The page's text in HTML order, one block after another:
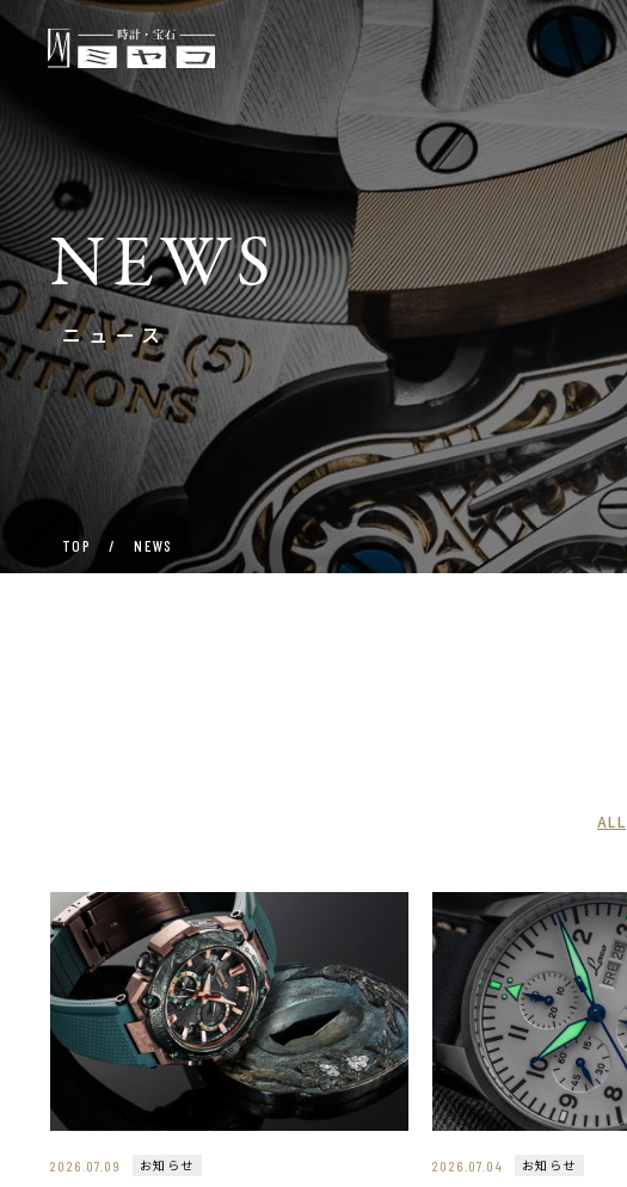
NEWS
ニュース
TOP / NEWS
ALL
2026.07.09 お知らせ 2026.07.04 お知らせ